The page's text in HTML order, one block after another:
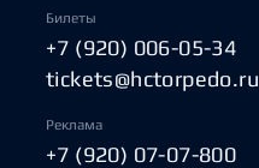
Билеты
+7 (920) 006-05-34
tickets@hctorpedo.ru
Реклама
+7 (920) 07-07-800